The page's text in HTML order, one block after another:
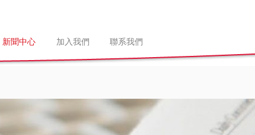
新聞中心 加入我們 聯系我們